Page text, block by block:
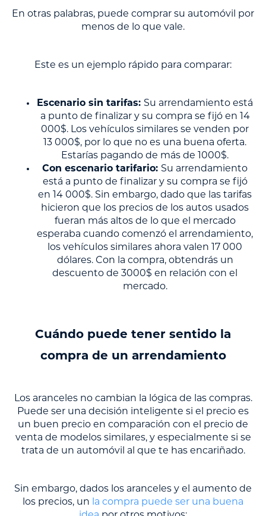
En otras palabras, puede comprar su automóvil por
menos de lo que vale.
Este es un ejemplo rápido para comparar:
Escenario sin tarifas: Su arrendamiento está
a punto de finalizar y su compra se fijó en 14
000$. Los vehículos similares se venden por
13 000$, por lo que no es una buena oferta.
Estarías pagando de más de 1000$.
Con escenario tarifario: Su arrendamiento
está a punto de finalizar y su compra se fijó
en 14 000$. Sin embargo, dado que las tarifas
hicieron que los precios de los autos usados
fueran más altos de lo que el mercado
esperaba cuando comenzó el arrendamiento,
los vehículos similares ahora valen 17 000
dólares. Con la compra, obtendrás un
descuento de 3000$ en relación con el
mercado.
Cuándo puede tener sentido la
compra de un arrendamiento
Los aranceles no cambian la lógica de las compras.
Puede ser una decisión inteligente si el precio es
un buen precio en comparación con el precio de
venta de modelos similares, y especialmente si se
trata de un automóvil al que te has encariñado.
Sin embargo, dados los aranceles y el aumento de
los precios, un la compra puede ser una buena